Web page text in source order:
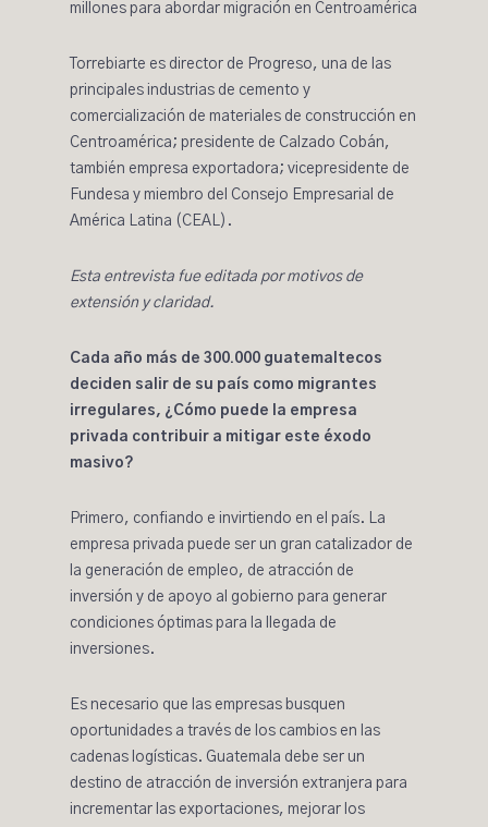
millones para abordar migración en Centroamérica
Torrebiarte es director de Progreso, una de las
principales industrias de cemento y
comercialización de materiales de construcción en
Centroamérica; presidente de Calzado Cobán,
también empresa exportadora; vicepresidente de
Fundesa y miembro del Consejo Empresarial de
América Latina (CEAL).
Esta entrevista fue editada por motivos de
extensión y claridad.
Cada año más de 300.000 guatemaltecos
deciden salir de su país como migrantes
irregulares, ¿Cómo puede la empresa
privada contribuir a mitigar este éxodo
masivo?
Primero, confiando e invirtiendo en el país. La
empresa privada puede ser un gran catalizador de
la generación de empleo, de atracción de
inversión y de apoyo al gobierno para generar
condiciones óptimas para la llegada de
inversiones.
Es necesario que las empresas busquen
oportunidades a través de los cambios en las
cadenas logísticas. Guatemala debe ser un
destino de atracción de inversión extranjera para
incrementar las exportaciones, mejorar los